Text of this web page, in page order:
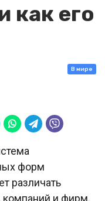
как его
В мире
форм
различать
компаний и фирм.